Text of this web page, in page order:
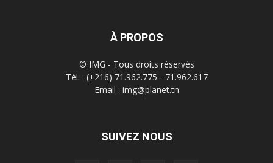
À PROPOS
© IMG - Tous droits réservés
Tél. : (+216) 71.962.775 - 71.962.617
Email : img@planet.tn
SUIVEZ NOUS